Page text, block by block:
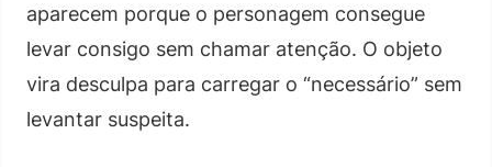
aparecem porque o personagem consegue
levar consigo sem chamar atenção. O objeto
vira desculpa para carregar o “necessário” sem
levantar suspeita.